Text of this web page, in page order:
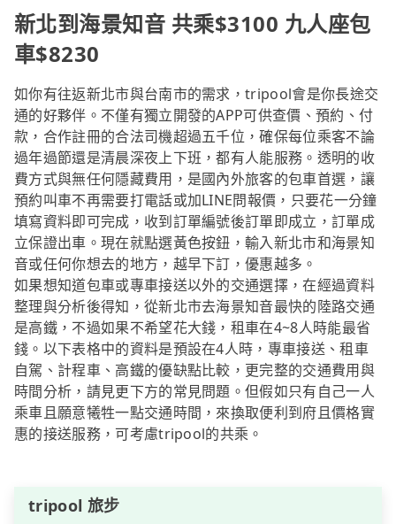
新北到海景知音 共乘$3100 九人座包
車$8230
如你有往返新北市與台南市的需求，tripool會是你長途交
通的好夥伴。不僅有獨立開發的APP可供查價、預約、付
款，合作註冊的合法司機超過五千位，確保每位乘客不論
過年過節還是清晨深夜上下班，都有人能服務。透明的收
費方式與無任何隱藏費用，是國內外旅客的包車首選，讓
預約叫車不再需要打電話或加LINE問報價，只要花一分鐘
填寫資料即可完成，收到訂單編號後訂單即成立，訂單成
立保證出車。現在就點選黃色按鈕，輸入新北市和海景知
音或任何你想去的地方，越早下訂，優惠越多。
如果想知道包車或專車接送以外的交通選擇，在經過資料
整理與分析後得知，從新北市去海景知音最快的陸路交通
是高鐵，不過如果不希望花大錢，租車在4~8人時能最省
錢。以下表格中的資料是預設在4人時，專車接送、租車
自駕、計程車、高鐵的優缺點比較，更完整的交通費用與
時間分析，請見更下方的常見問題。但假如只有自己一人
乘車且願意犧牲一點交通時間，來換取便利到府且價格實
惠的接送服務，可考慮tripool的共乘。
tripool 旅步